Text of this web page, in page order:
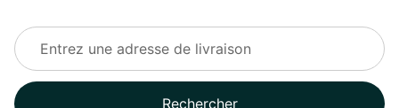
Rechercher